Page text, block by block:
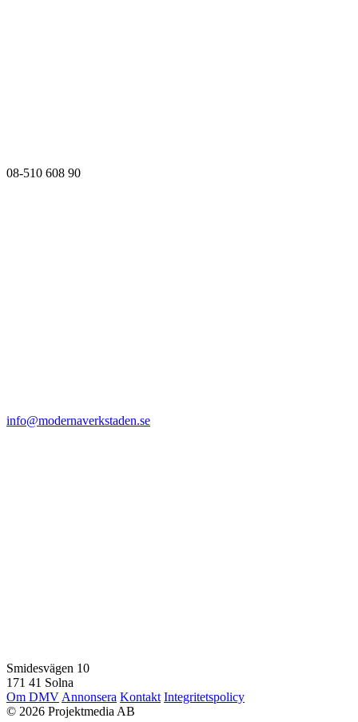
08-510 608 90
info@modernaverkstaden.se
Smidesvägen 10
171 41 Solna
Om DMV Annonsera Kontakt Integritetspolicy
© 2026 Projektmedia AB